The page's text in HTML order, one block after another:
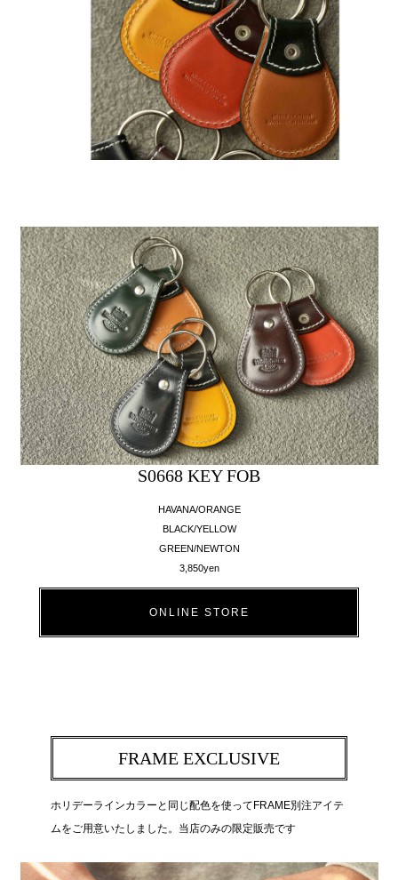
S0668 KEY FOB
HAVANA/ORANGE
BLACK/YELLOW
GREEN/NEWTON
3,850yen
ONLINE STORE
FRAME EXCLUSIVE
ホリデーラインカラーと同じ配色を使ってFRAME別注アイテ
ムをご用意いたしました。当店のみの限定販売です